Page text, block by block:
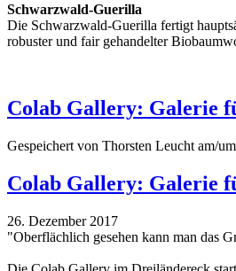
Schwarzwald-Guerilla
Die Schwarzwald-Guerilla fertigt
robuster und fair gehandelter
Colab Gallery: Galerie
Gespeichert von Thorsten Leucht am/
Colab Gallery: Galerie
26. Dezember 2017
"Oberflächlich gesehen kann man das